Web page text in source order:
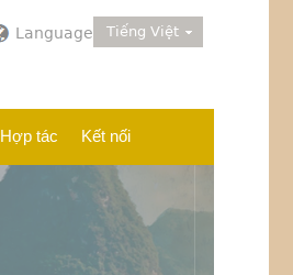
Language Tiếng Việt
Hợp tác Kết nối